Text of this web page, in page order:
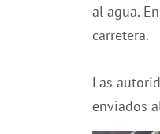
al agua.
carretera.
Las
enviados